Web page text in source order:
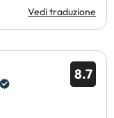
Vedi traduzione
8.7